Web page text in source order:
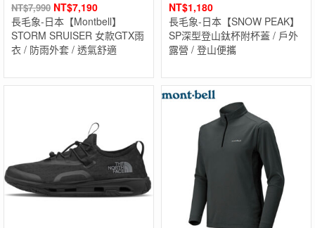
NT$7,990 NT$7,190
長毛象-日本【Montbell】
STORM SRUISER 女款GTX雨
衣 / 防雨外套 / 透氣舒適
NT$1,180
長毛象-日本【SNOW PEAK】
SP深型登山鈦杯附杯蓋 / 戶外
露營 / 登山便攜